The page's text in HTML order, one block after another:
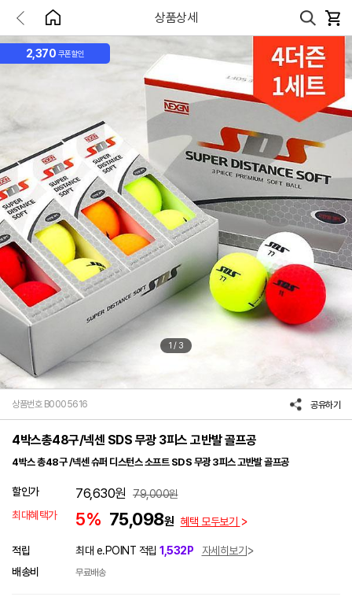
상품상세
2,370 쿠폰할인
1 / 3
상품번호 B0005616 공유하기
4박스총48구/넥센 SDS 무광 3피스 고반발 골프공
4박스 총48구 /넥센 슈퍼 디스턴스 소프트 SDS 무광 3피스 고반발 골프공
할인가 76,630원 79,000원
최대혜택가
5% 75,098원 혜택 모두보기
적립 최대 e.POINT 적립 1,532P
자세히보기
배송비
무료배송